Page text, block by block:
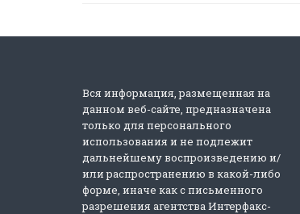
Вся информация, размещенная на
данном веб-сайте, предназначена
только для персонального
использования и не подлежит
дальнейшему воспроизведению и/
или распространению в какой-либо
форме, иначе как с письменного
разрешения агентства Интерфакс-